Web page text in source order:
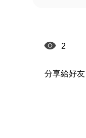
2
分享給好友